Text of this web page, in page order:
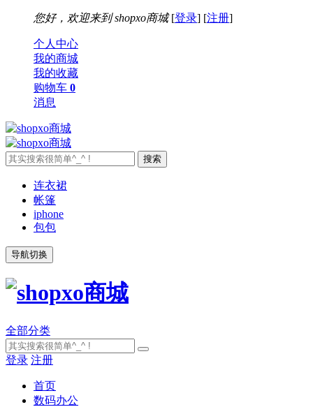
您好，欢迎来到 shopxo商城[登录] [注册]
个人中心
我的商城
我的收藏
购物车 0
消息
连衣裙
帐篷
iphone
包包
导航切换
全部分类
登录 注册
首页
数码办公